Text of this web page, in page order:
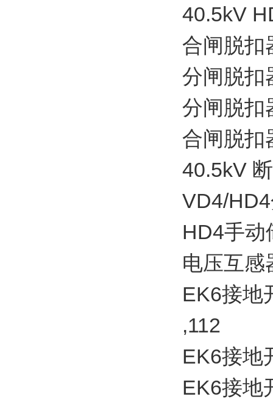
40.5kV
合闸脱扣
分闸脱扣
分闸脱扣
合闸脱扣
40.5kV
VD4/
HD4手动
电压互感
EK6接地
,112
EK6接地
EK6接地